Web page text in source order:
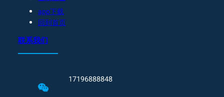
app下载
回到首页
联系我们
17196888848